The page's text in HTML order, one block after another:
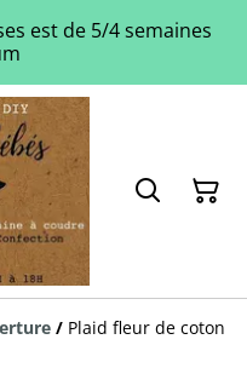
est de 5/4 semaines
/ Plaid fleur de coton